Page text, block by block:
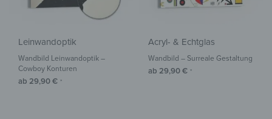
Leinwandoptik
Wandbild Leinwandoptik –
Cowboy Konturen
ab 29,90€ *
Acryl- & Echtglas
Wandbild – Surreale Gestaltung
ab 29,90€ *